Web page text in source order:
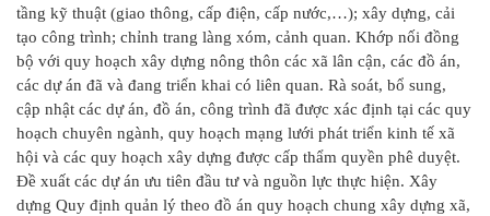
tầng kỹ thuật (giao thông, cấp điện, cấp nước,…); xây dựng, cải
tạo công trình; chỉnh trang làng xóm, cảnh quan. Khớp nối đồng
bộ với quy hoạch xây dựng nông thôn các xã lân cận, các đồ án,
các dự án đã và đang triển khai có liên quan. Rà soát, bổ sung,
cập nhật các dự án, đồ án, công trình đã được xác định tại các quy
hoạch chuyên ngành, quy hoạch mạng lưới phát triển kinh tế xã
hội và các quy hoạch xây dựng được cấp thẩm quyền phê duyệt.
Đề xuất các dự án ưu tiên đầu tư và nguồn lực thực hiện. Xây
dựng Quy định quản lý theo đồ án quy hoạch chung xây dựng xã,